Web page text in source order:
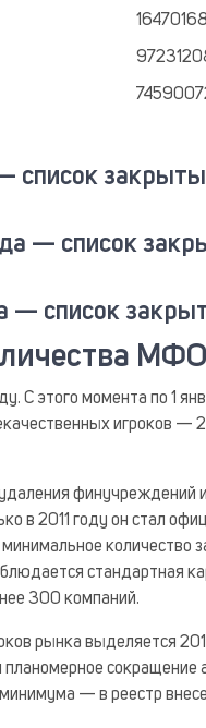
список
— список
— список
С этого момента по 1
игроков —
финучреждений
в 2011 году он стал
минимальное
стандартная
300 компаний.
рынка выделяется
сокращение
— в реестр